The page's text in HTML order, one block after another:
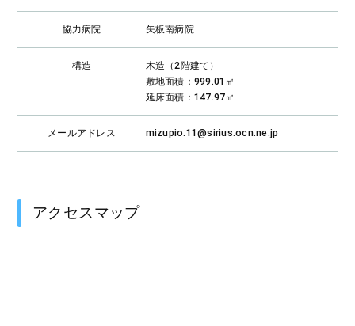
協力病院 矢板南病院
構造
木造（2階建て）
敷地面積：999.01㎡
延床面積：147.97㎡
メールアドレス mizupio.11@sirius.ocn.ne.jp
アクセスマップ